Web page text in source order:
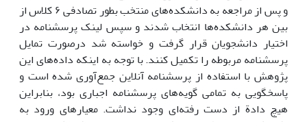
و پس از مراجعه به دانشکده‌های منتخب بطور تصادفی ۶ کلاس از
بین هر دانشکده‌ها انتخاب شدند و سپس لینک پرسشنامه در
اختیار دانشجویان قرار گرفت و خواسته شد درصورت تمایل
پرسشنامه مربوطه را تکمیل کنند. با توجه به اینکه داده‌های این
پژوهش با استفاده از پرسشنامه آنلاین جمع‌آوری شده است و
پاسخگویی به تمامی گویه‌های پرسشنامه اجباری بود، بنابراین
هیچ دادة از دست رفته‌ای وجود نداشت. معیارهای ورود به